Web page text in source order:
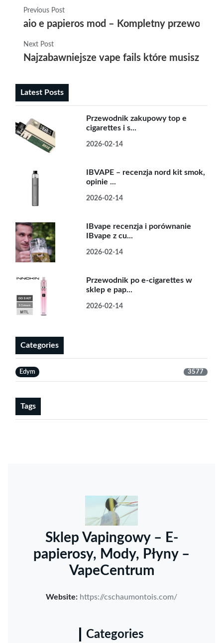
Previous Post
aio e papieros mod – Kompletny
Next Post
Najzabawniejsze vape fails które musisz
Latest Posts
Przewodnik zakupowy top e
cigarettes i s...
2026-02-14
IBVAPE – recenzja nord kit smok,
opinie ...
2026-02-14
IBvape recenzja i porównanie
IBvape z cu...
2026-02-14
Przewodnik po e-cigarettes w
sklep e pap...
2026-02-14
Categories
Edym 3577
Tags
Sklep Vapingowy – E-
papierosy, Mody, Płyny –
VapeCentrum
Website: https://cschaumontois.com/
Categories